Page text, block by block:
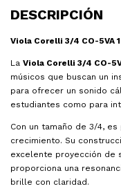
DESCRIPCIÓN
Viola Corelli 3/4 CO-5VA
La Viola Corelli 3/4 CO-
músicos que buscan un
para ofrecer un sonido
estudiantes como para
Con un tamaño de 3/4,
crecimiento. Su
excelente proyección de
proporciona una
brille con claridad.